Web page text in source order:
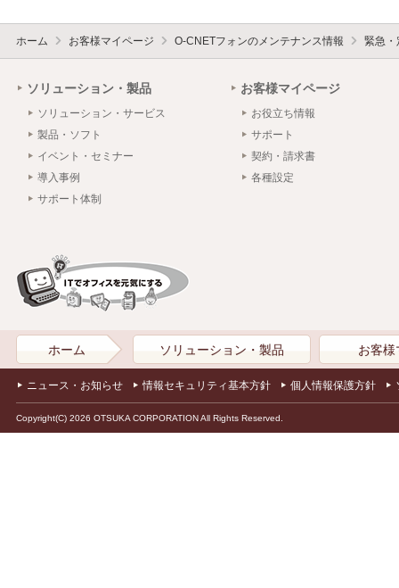
ホーム お客様マイページ O-CNETフォンのメンテナンス情報 緊急・
ソリューション・製品
ソリューション・サービス
製品・ソフト
イベント・セミナー
導入事例
サポート体制
お客様マイページ
お役立ち情報
サポート
契約・請求書
各種設定
ホーム ソリューション・製品 お客様
ニュース・お知らせ 情報セキュリティ基本方針 個人情報保護方針
Copyright(C) 2026 OTSUKA CORPORATION All Rights Reserved.